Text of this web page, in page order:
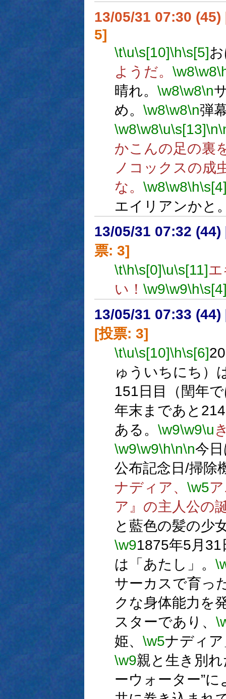
13/05/31 07:30 (45)
5]
\t\u\s[10]\h\s[5]
ようだ。 \w8\w8
晴れ。 \w8\w8\n
め。 \w8\w8\n弾
\w8\w8\u\s[13]\n
かこんの足の裏
ノコックスの成
な。 \w8\w8\h
エイリアンかと
13/05/31 07:32 (44)
票: 3]
\t\h\s[0]\u\s[11]
い！ \w9\w9\h
13/05/31 07:33 (44)
[投票: 3]
\t\u\s[10]\h\s[6]
ゅういちにち）
151日目（閏年
年末まであと
ある。 \w9\w9\u
\w9\w9\h\n\n今
公布記念日/掃除
ナディア、 \w5
ア』の主人公の
と藍色の髪の少
\w91875年5月
は「あたし」。
サーカスで育っ
クな身体能力を
スターであり、
姫、 \w5ナディ
\w9親と生き別
ーウォーター”